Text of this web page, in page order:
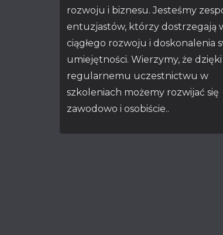
rozwoju i biznesu. Jesteśmy
entuzjastów, którzy dostrzegają
ciągłego rozwoju i doskonalenia
umiejętności. Wierzymy, że dzięki
regularnemu uczestnictwu w
szkoleniach możemy rozwijać się
zawodowo i osobiście..